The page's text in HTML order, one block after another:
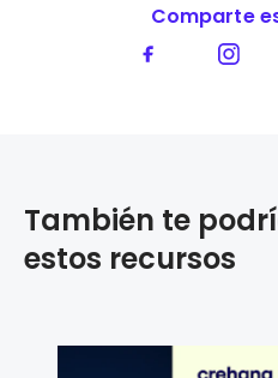
Comparte
También te
estos recursos